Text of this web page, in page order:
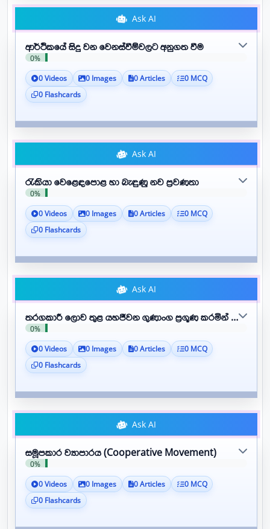
Ask AI
ආර්ථිකයේ සිදු වන වෙනස්වීම්වලට අනුගත වීම
0%
0 Videos 0 Images 0 Articles
0 MCQ
0 Flashcards
Ask AI
රැකියා වෙළෙඳපොළ හා බැඳුණු නව ප්‍රවණතා
0%
0 Videos 0 Images 0 Articles
0 MCQ
0 Flashcards
Ask AI
තරගකාරී ලොව තුළ යහජීවන ගුණාංග ප්‍රගූණ කරමින්
0%
0 Videos 0 Images 0 Articles
0 MCQ
0 Flashcards
Ask AI
සමූපකාර ව්‍යාපාරය (Cooperative Movement)
0%
0 Videos 0 Images 0 Articles
0 MCQ
0 Flashcards